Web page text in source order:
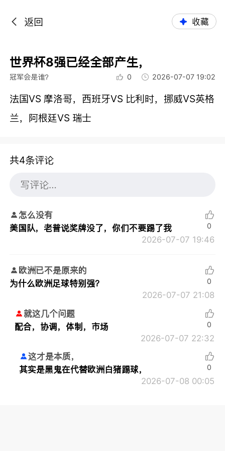
返回 收藏
世界杯8强已经全部产生，
冠军会是谁？ 0 2026-07-07 19:02
法国VS 摩洛哥，西班牙VS 比利时，挪威VS英格
兰，阿根廷VS 瑞士
共4条评论
怎么没有
美国队，老普说奖牌没了，你们不要踢了我
2026-07-07 19:46
0
欧洲已不是原来的
为什么欧洲足球特别强？
2026-07-07 21:08
0
就这几个问题
配合，协调，体制，市场
2026-07-07 22:32
0
这才是本质，
其实是黑鬼在代替欧洲白猪踢球，
2026-07-08 00:05
0